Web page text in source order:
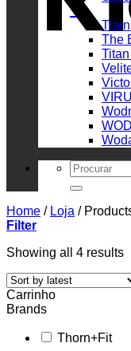
_
The
Search
for:
Home / Loja /
Filter
Showing all 4 results
Carrinho
Brands
Thorn+Fit